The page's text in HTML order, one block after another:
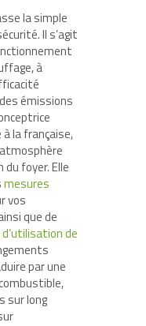
la simple
Il s’agit
à
émissions
à la française,
foyer. Elle
mesures
vos
que de
de
par une
sur long